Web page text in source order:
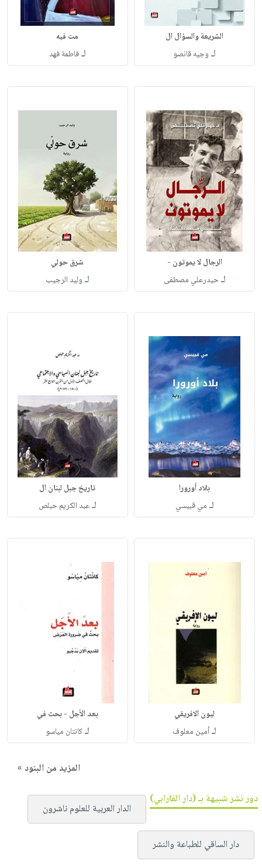
الشريعة والسؤال ال
لـ وجيه قانصو
مت فيه
لـفاطمة فهد
الرجال لا يموتون -
لـحيدرعلي مصطفى
شرق حولي
لـ وليد الرجيب
بلاد أورورا
لـ مي قبيسي
تاريخ جبل لبنان ال
لـعبد الكريم حبلص
ليون الافريقي
لـأمين معلوف
بعد الأجل - بحث في
لـكانتان مياسو
المزيد من البنود »
دور نشر شبيهة بـ (دار الفارابي)
الدار العربية للعلوم ناشرون
دار الساقي للطباعة والنشر